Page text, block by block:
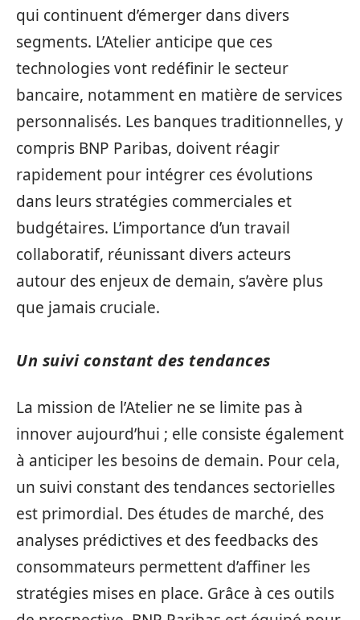
qui continuent d’émerger dans divers
segments. L’Atelier anticipe que ces
technologies vont redéfinir le secteur
bancaire, notamment en matière de services
personnalisés. Les banques traditionnelles, y
compris BNP Paribas, doivent réagir
rapidement pour intégrer ces évolutions
dans leurs stratégies commerciales et
budgétaires. L’importance d’un travail
collaboratif, réunissant divers acteurs
autour des enjeux de demain, s’avère plus
que jamais cruciale.
Un suivi constant des tendances
La mission de l’Atelier ne se limite pas à
innover aujourd’hui ; elle consiste également
à anticiper les besoins de demain. Pour cela,
un suivi constant des tendances sectorielles
est primordial. Des études de marché, des
analyses prédictives et des feedbacks des
consommateurs permettent d’affiner les
stratégies mises en place. Grâce à ces outils